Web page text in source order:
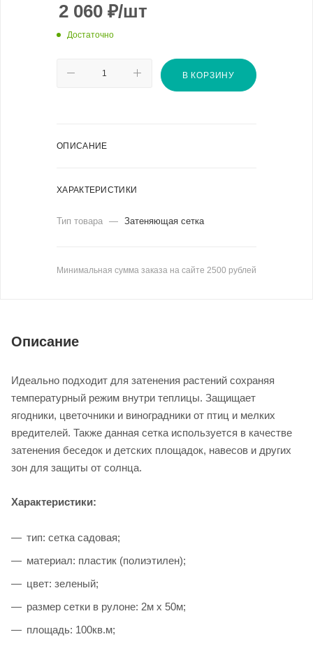
2 060 ₽/шт
Достаточно
В КОРЗИНУ
ОПИСАНИЕ
ХАРАКТЕРИСТИКИ
Тип товара — Затеняющая сетка
Минимальная сумма заказа на сайте 2500 рублей
Описание
Идеально подходит для затенения растений сохраняя
температурный режим внутри теплицы. Защищает
ягодники, цветочники и виноградники от птиц и мелких
вредителей. Также данная сетка используется в качестве
затенения беседок и детских площадок, навесов и других
зон для защиты от солнца.
Характеристики:
тип: сетка садовая;
материал: пластик (полиэтилен);
цвет: зеленый;
размер сетки в рулоне: 2м х 50м;
площадь: 100кв.м;